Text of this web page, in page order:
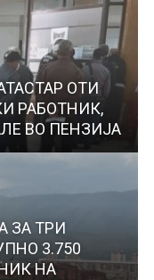
ОТИ
РАБОТНИК,
ВО ПЕНЗИЈА
ЗА ТРИ
3.750
НА